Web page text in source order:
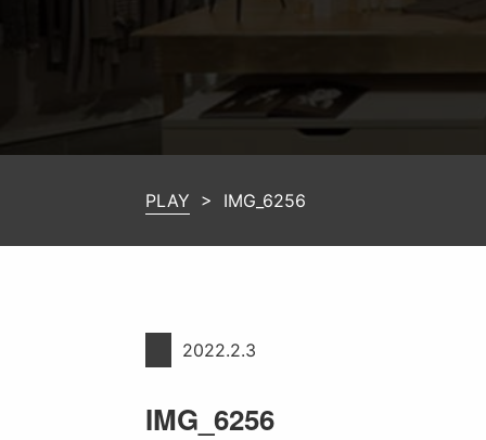
PLAY > IMG_6256
2022.2.3
IMG_6256